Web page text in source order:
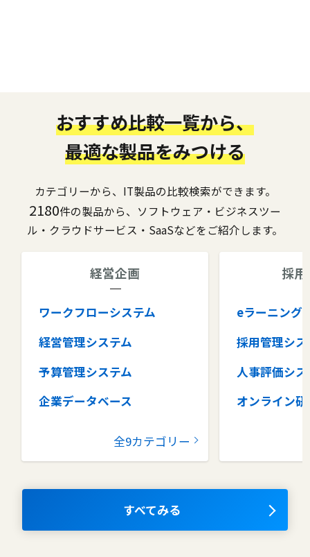
おすすめ比較一覧から、
最適な製品をみつける
カテゴリーから、IT製品の比較検索ができます。
2180件の製品から、ソフトウェア・ビジネスツー
ル・クラウドサービス・SaaSなどをご紹介します。
経営企画
ワークフローシステム
経営管理システム
予算管理システム
企業データベース
コラボレーションツール
ナレッジマネジメントツール
全9カテゴリー
採
eラーニング
採用管理シス
人事評価シ
オンライン研
タレントマ
OKRツール
すべてみる